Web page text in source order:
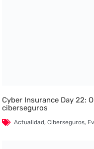
Cyber Insurance Day 22:
ciberseguros
Actualidad,Ciberseguros,